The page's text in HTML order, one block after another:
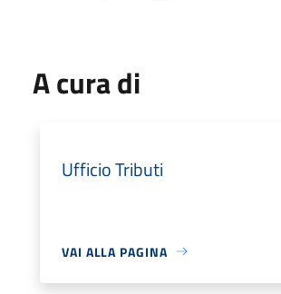
A cura di
Ufficio Tributi
VAI ALLA PAGINA